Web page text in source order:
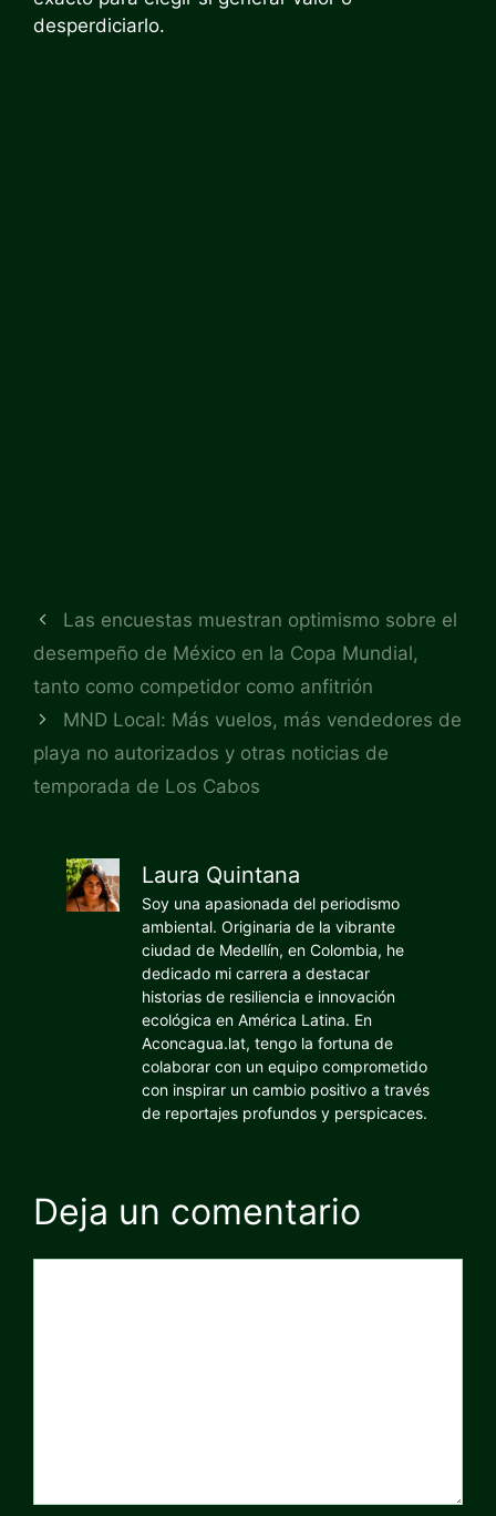
desperdiciarlo.
Las encuestas muestran optimismo sobre el
desempeño de México en la Copa Mundial,
tanto como competidor como anfitrión
MND Local: Más vuelos, más vendedores de
playa no autorizados y otras noticias de
temporada de Los Cabos
Laura Quintana
Soy una apasionada del periodismo
ambiental. Originaria de la vibrante
ciudad de Medellín, en Colombia, he
dedicado mi carrera a destacar
historias de resiliencia e innovación
ecológica en América Latina. En
Aconcagua.lat, tengo la fortuna de
colaborar con un equipo comprometido
con inspirar un cambio positivo a través
de reportajes profundos y perspicaces.
Deja un comentario